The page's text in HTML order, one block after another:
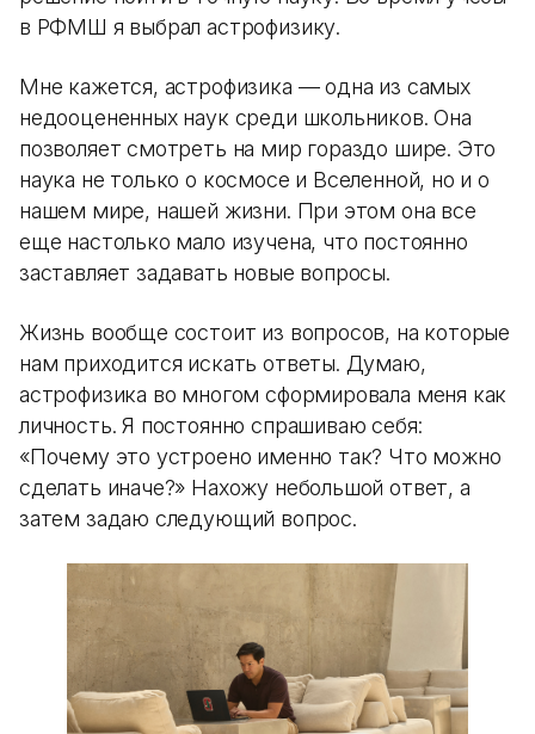
в РФМШ я выбрал астрофизику.
Мне кажется, астрофизика — одна из самых
недооцененных наук среди школьников. Она
позволяет смотреть на мир гораздо шире. Это
наука не только о космосе и Вселенной, но и о
нашем мире, нашей жизни. При этом она все
еще настолько мало изучена, что постоянно
заставляет задавать новые вопросы.
Жизнь вообще состоит из вопросов, на которые
нам приходится искать ответы. Думаю,
астрофизика во многом сформировала меня как
личность. Я постоянно спрашиваю себя:
«Почему это устроено именно так? Что можно
сделать иначе?» Нахожу небольшой ответ, а
затем задаю следующий вопрос.